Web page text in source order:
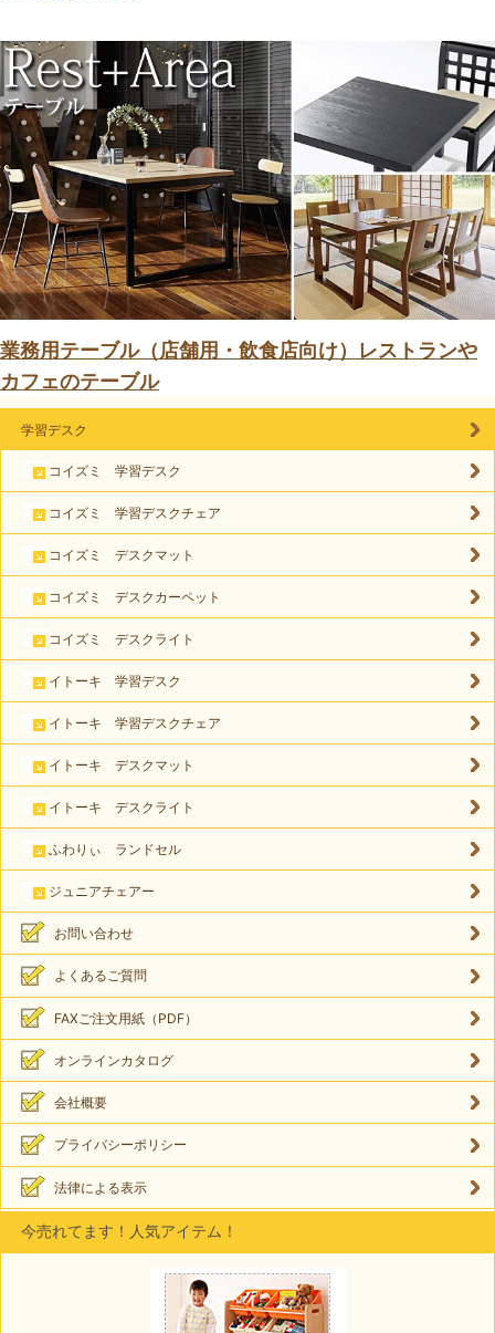
業務用テーブル（店舗用・飲食店向け）レストランや
カフェのテーブル
学習デスク
コイズミ 学習デスク
コイズミ 学習デスクチェア
コイズミ デスクマット
コイズミ デスクカーペット
コイズミ デスクライト
イトーキ 学習デスク
イトーキ 学習デスクチェア
イトーキ デスクマット
イトーキ デスクライト
ふわりぃ ランドセル
ジュニアチェアー
お問い合わせ
よくあるご質問
FAXご注文用紙（PDF）
オンラインカタログ
会社概要
プライバシーポリシー
法律による表示
今売れてます！人気アイテム！